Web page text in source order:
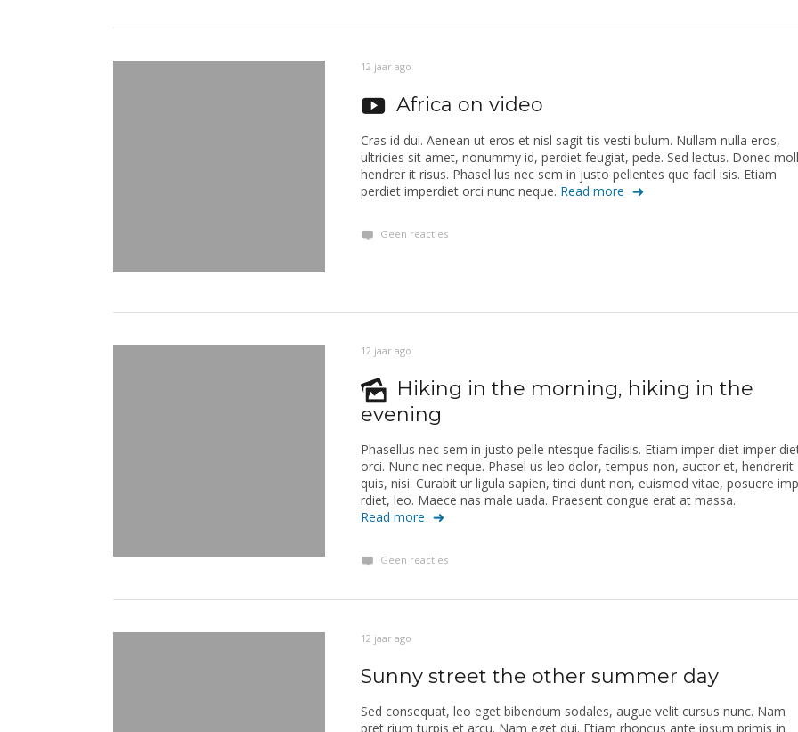
12 jaar ago
Africa on video
Cras id dui. Aenean ut eros et nisl sagit tis vesti bulum. Nullam nulla eros,
ultricies sit amet, nonummy id, perdiet feugiat, pede. Sed lectus. Donec
hendrer it risus. Phasel lus nec sem in justo pellentes que facil isis. Etiam
perdiet imperdiet orci nunc neque. Read more
Geen reacties
12 jaar ago
Hiking in the morning, hiking in the
evening
Phasellus nec sem in justo pelle ntesque facilisis. Etiam imper diet imper
orci. Nunc nec neque. Phasel us leo dolor, tempus non, auctor et, hendrerit
quis, nisi. Curabit ur ligula sapien, tinci dunt non, euismod vitae, posuere
rdiet, leo. Maece nas male uada. Praesent congue erat at massa.
Read more
Geen reacties
12 jaar ago
Sunny street the other summer day
Sed consequat, leo eget bibendum sodales, augue velit cursus nunc. Nam
pret rium turpis et arcu. Nam eget dui. Etiam rhoncus ante ipsum primis in